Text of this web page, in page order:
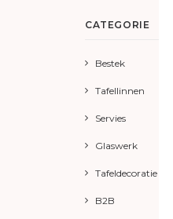
CATEGORIE
Bestek
Tafellinnen
Servies
Glaswerk
Tafeldecoratie
B2B